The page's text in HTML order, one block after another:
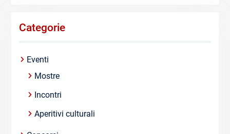
Categorie
Eventi
Mostre
Incontri
Aperitivi culturali